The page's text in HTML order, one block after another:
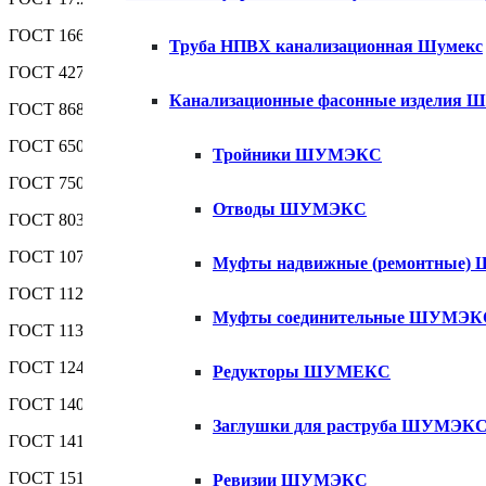
Труба НПВХ канализационная Шумекс
Канализационные фасонные
Тройники ШУМЭКС
Отводы ШУМЭКС
Муфты надвижные
Муфты соединительные
Редукторы ШУМЕКС
Заглушки для раструба ШУМЭКС
Ревизии ШУМЭКС
ГОСТ 166—89 (ИСО 3599—76) Штангенциркули. Технические
ГОСТ 427—75 Линейки измерительные металлические.
ГОСТ 868—82 Нутромеры индикаторные с ценой деления 0,01
ГОСТ 6507—90 Микрометры. Технические условия
ГОСТ 7502—98 Рулетки измерительные металлические.
ГОСТ 8032—84 Предпочтительные числа и ряды
ГОСТ 10708—82 Копры маятниковые. Технические условия
ГОСТ 11262—80 Пластмассы. Метод испытания на растяжение
ГОСТ 11358—89 Толщиномеры и стенкомеры индикаторные с
ГОСТ 12423—66 Пластмассы. Условия кондиционирования и
ГОСТ 14040—82 Поливинилхлорид и сополимеры
ГОСТ 14192—96 Маркировка грузов
ГОСТ 15150—69 Машины, приборы и другие технические